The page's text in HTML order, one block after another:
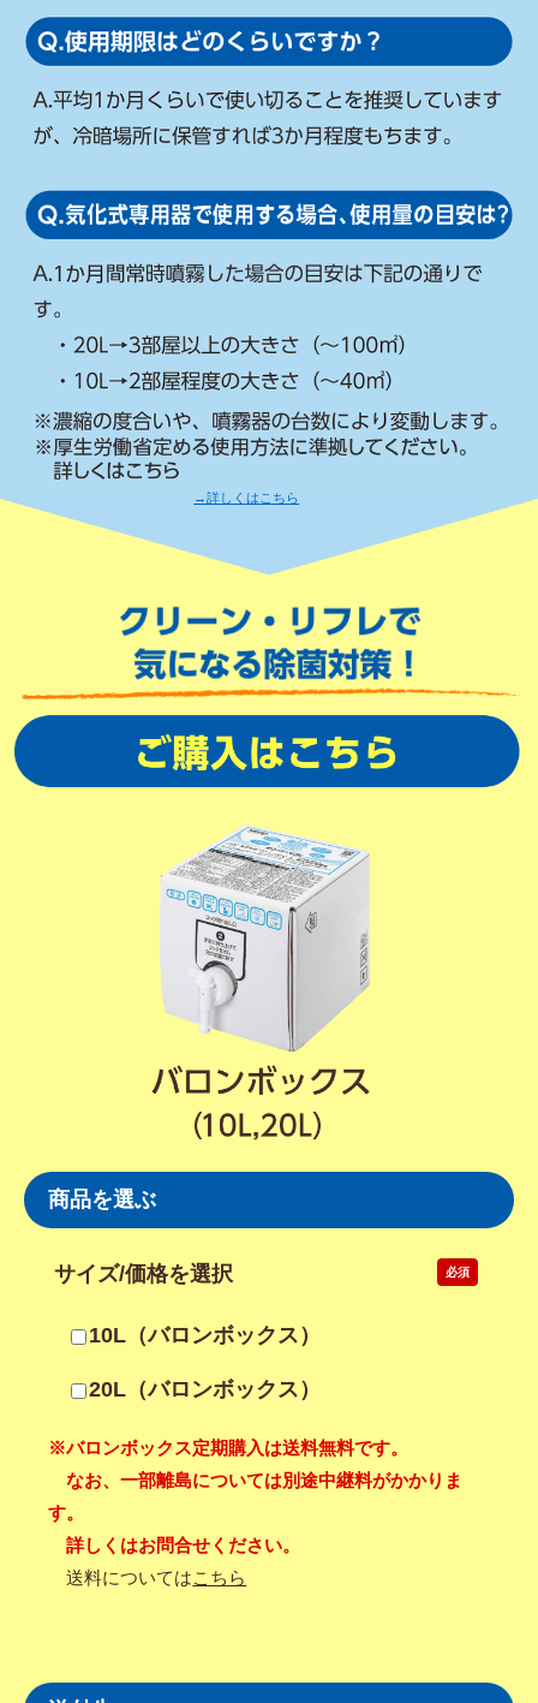
→詳しくはこちら
商品を選ぶ
必須
サイズ/価格を選択
10L（バロンボックス）
20L（バロンボックス）
※バロンボックス定期購入は送料無料です。
なお、一部離島については別途中継料がかかりま
す。
詳しくはお問合せください。
送料についてはこちら